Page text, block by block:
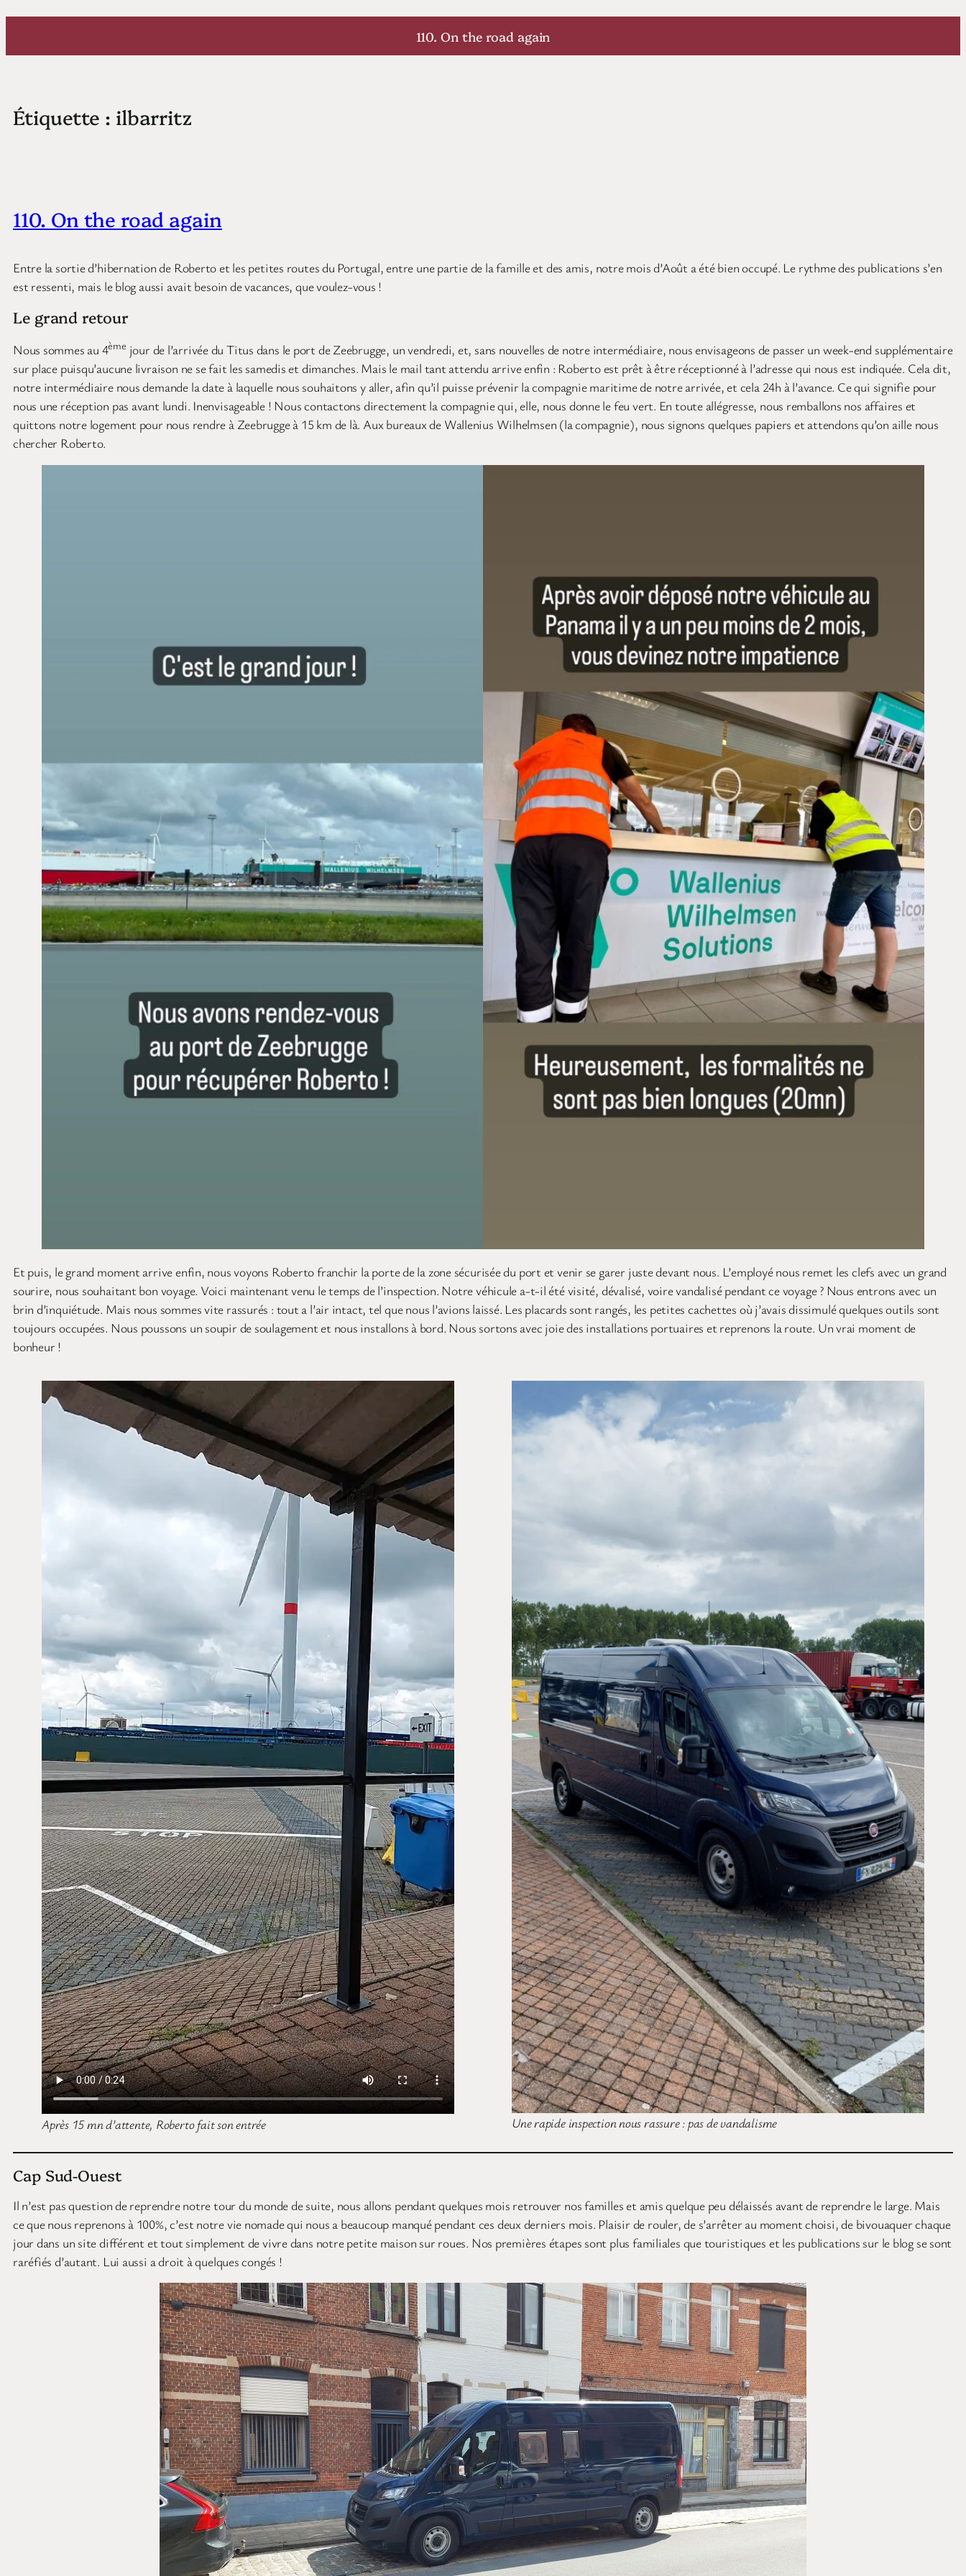
Aller
contenu
110. On the road again
Étiquette : ilbarritz
110. On the road again
Entre la sortie d’hibernation de Roberto et les petites routes du Portugal, entre une partie de la famille et des amis, notre mois d’Août a été bien occupé. Le rythme des publications s’en
est ressenti, mais le blog aussi avait besoin de vacances, que voulez-vous !
Le grand retour
Nous sommes au 4ème jour de l’arrivée du Titus dans le port de Zeebrugge, un vendredi, et, sans nouvelles de notre intermédiaire, nous envisageons de passer un week-end supplémentaire
sur place puisqu’aucune livraison ne se fait les samedis et dimanches. Mais le mail tant attendu arrive enfin : Roberto est prêt à être réceptionné à l’adresse qui nous est indiquée. Cela dit,
notre intermédiaire nous demande la date à laquelle nous souhaitons y aller, afin qu’il puisse prévenir la compagnie maritime de notre arrivée, et cela 24h à l’avance. Ce qui signifie pour
nous une réception pas avant lundi. Inenvisageable ! Nous contactons directement la compagnie qui, elle, nous donne le feu vert. En toute allégresse, nous remballons nos affaires et
quittons notre logement pour nous rendre à Zeebrugge à 15 km de là. Aux bureaux de Wallenius Wilhelmsen (la compagnie), nous signons quelques papiers et attendons qu’on aille nous
chercher Roberto.
Et puis, le grand moment arrive enfin, nous voyons Roberto franchir la porte de la zone sécurisée du port et venir se garer juste devant nous. L’employé nous remet les clefs avec un grand
sourire, nous souhaitant bon voyage. Voici maintenant venu le temps de l’inspection. Notre véhicule a-t-il été visité, dévalisé, voire vandalisé pendant ce voyage ? Nous entrons avec un
brin d’inquiétude. Mais nous sommes vite rassurés : tout a l’air intact, tel que nous l’avions laissé. Les placards sont rangés, les petites cachettes où j’avais dissimulé quelques outils sont
toujours occupées. Nous poussons un soupir de soulagement et nous installons à bord. Nous sortons avec joie des installations portuaires et reprenons la route. Un vrai moment de
bonheur !
Après 15 mn d’attente, Roberto fait son entrée Une rapide inspection nous rassure : pas de vandalisme
Cap Sud-Ouest
Il n’est pas question de reprendre notre tour du monde de suite, nous allons pendant quelques mois retrouver nos familles et amis quelque peu délaissés avant de reprendre le large. Mais
ce que nous reprenons à 100%, c’est notre vie nomade qui nous a beaucoup manqué pendant ces deux derniers mois. Plaisir de rouler, de s’arrêter au moment choisi, de bivouaquer chaque
jour dans un site différent et tout simplement de vivre dans notre petite maison sur roues. Nos premières étapes sont plus familiales que touristiques et les publications sur le blog se sont
raréfiés d’autant. Lui aussi a droit à quelques congés !